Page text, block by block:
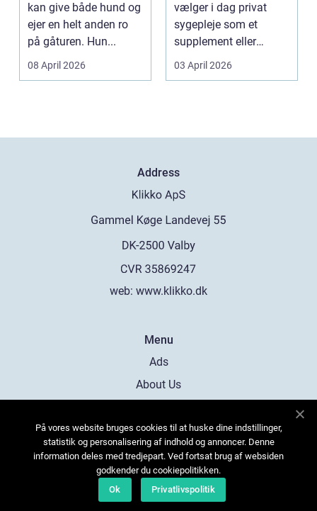
kan give både hund og
ejer en helt anden ro
på gåturen. Hun...
08 April 2026
vælger i dag privat
sygepleje som et
supplement eller
alternativ til det off...
03 April 2026
Address
web: www.klikko.dk
Menu
Ads
About Us
Contact
Sitemap
På vores website bruges cookies til at huske dine indstillinger,
statistik og personalisering af indhold og annoncer. Denne
information deles med tredjepart. Ved fortsat brug af websiden
godkender du cookiepolitikken.
Ok
Privatlivspolitik